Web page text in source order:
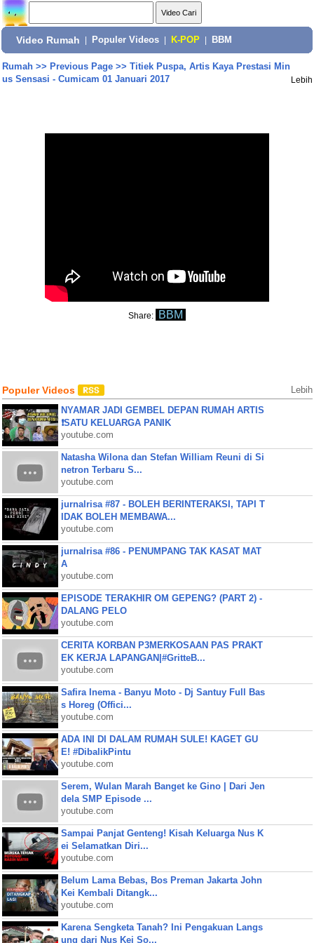
Video Rumah Populer Videos K-POP BBM
Rumah>> Previous Page>> Titiek Puspa, Artis Kaya Prestasi Min
us Sensasi - Cumicam 01 Januari 2017
Lebih
Share: BBM
Populer Videos Lebih
NYAMAR JADI GEMBEL DEPAN RUMAH ARTIS
❗SATU KELUARGA PANIK
youtube.com
Natasha Wilona dan Stefan William Reuni di Si
netron Terbaru S...
youtube.com
jurnalrisa #87 - BOLEH BERINTERAKSI, TAPI T
IDAK BOLEH MEMBAWA...
youtube.com
jurnalrisa #86 - PENUMPANG TAK KASAT MAT
A
youtube.com
EPISODE TERAKHIR OM GEPENG? (PART 2) -
DALANG PELO
youtube.com
CERITA KORBAN P3MERKOSAAN PAS PRAKT
EK KERJA LAPANGAN|#GritteB...
youtube.com
Safira Inema - Banyu Moto - Dj Santuy Full Bas
s Horeg (Offici...
youtube.com
ADA INI DI DALAM RUMAH SULE! KAGET GU
E! #DibalikPintu
youtube.com
Serem, Wulan Marah Banget ke Gino | Dari Jen
dela SMP Episode ...
youtube.com
Sampai Panjat Genteng! Kisah Keluarga Nus K
ei Selamatkan Diri...
youtube.com
Belum Lama Bebas, Bos Preman Jakarta John
Kei Kembali Ditangk...
youtube.com
Karena Sengketa Tanah? Ini Pengakuan Langs
ung dari Nus Kei So...